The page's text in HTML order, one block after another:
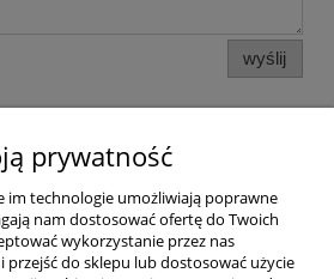
wyślij
Pomoc
Dostawa
prywatność
im technologie umożliwiają poprawne
nam dostosować ofertę do Twoich
wykorzystanie przez nas
do sklepu lub dostosować użycie